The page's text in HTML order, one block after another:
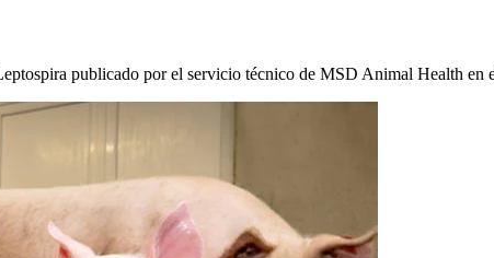
publicado por el servicio técnico de MSD Animal Health en